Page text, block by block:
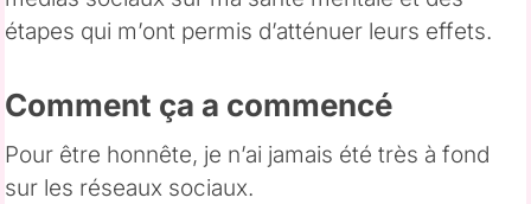
étapes qui m’ont permis d’atténuer leurs effets.
Comment ça a commencé
Pour être honnête, je n’ai jamais été très à fond
sur les réseaux sociaux.